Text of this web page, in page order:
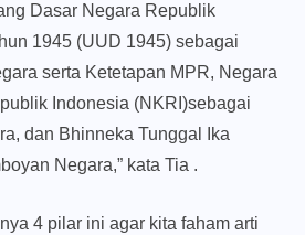
Dasar Negara Republik
1945 (UUD 1945) sebagai
serta Ketetapan MPR, Negara
Indonesia (NKRI)sebagai
dan Bhinneka Tunggal Ika
Negara,” kata Tia .
4 pilar ini agar kita faham arti